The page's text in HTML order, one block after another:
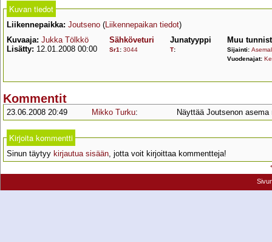
Kuvan tiedot
Liikennepaikka: Joutseno (Liikennepaikan tiedot)
Kuvaaja: Jukka Tölkkö
Lisätty: 12.01.2008 00:00
Sähköveturi
Sr1 : 3044
Junatyyppi
T:
Muu
Sijainti:
Vuodenajat:
Kommentit
23.06.2008 20:49 Mikko Turku: Näyttää Joutsenon
Kirjoita kommentti
Sinun täytyy kirjautua sisään, jotta voit kirjoittaa kommentteja!